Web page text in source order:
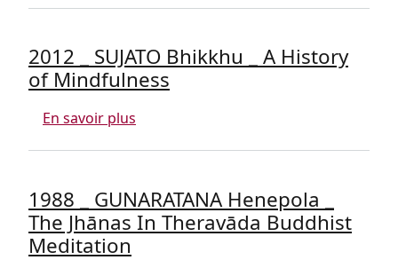
2012 _ SUJATO Bhikkhu _ A History
of Mindfulness
En savoir plus
1988 _ GUNARATANA Henepola _
The Jhānas In Theravāda Buddhist
Meditation